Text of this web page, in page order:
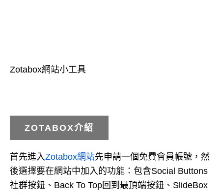
Zotabox網站小工具
ZOTABOX介紹
首先進入Zotabox網站先申請一個免費會員帳號，然
後選擇要在網站中加入的功能：包含Social Buttons
社群按鈕、Back To Top回到最頂端按鈕、SlideBox